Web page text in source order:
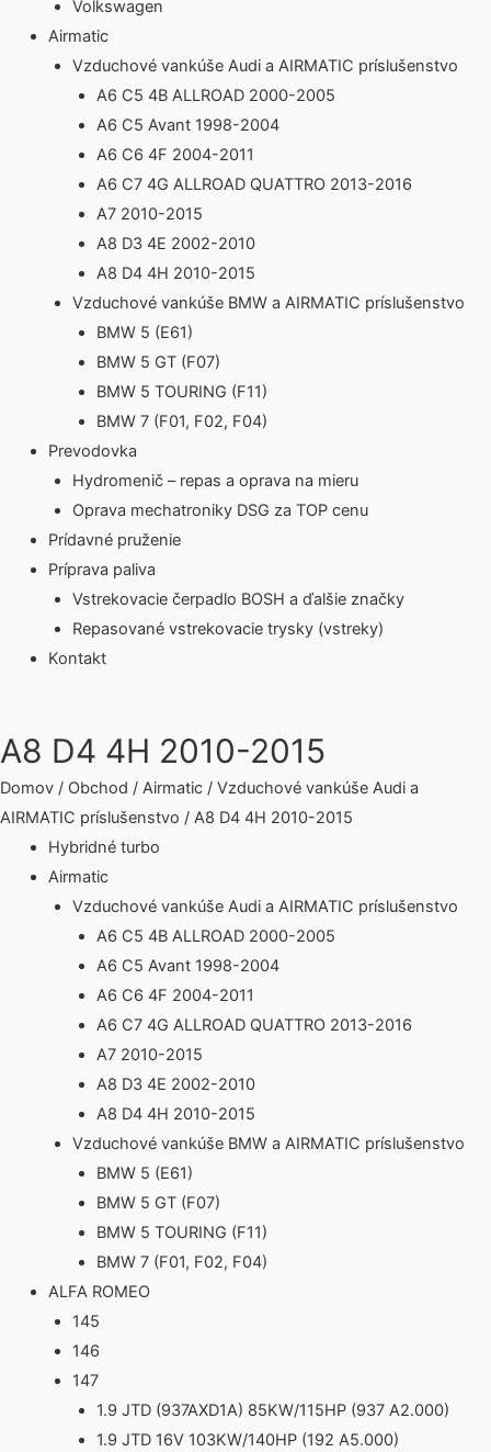
Volkswagen
Airmatic
Vzduchové vankúše Audi a AIRMATIC príslušenstvo
A6 C5 4B ALLROAD 2000-2005
A6 C5 Avant 1998-2004
A6 C6 4F 2004-2011
A6 C7 4G ALLROAD QUATTRO 2013-2016
A7 2010-2015
A8 D3 4E 2002-2010
A8 D4 4H 2010-2015
Vzduchové vankúše BMW a AIRMATIC príslušenstvo
BMW 5 (E61)
BMW 5 GT (F07)
BMW 5 TOURING (F11)
BMW 7 (F01, F02, F04)
Prevodovka
Hydromenič – repas a oprava na mieru
Oprava mechatroniky DSG za TOP cenu
Prídavné pruženie
Príprava paliva
Vstrekovacie čerpadlo BOSH a ďalšie značky
Repasované vstrekovacie trysky (vstreky)
Kontakt
A8 D4 4H 2010-2015
Domov / Obchod / Airmatic / Vzduchové vankúše Audi a
AIRMATIC príslušenstvo / A8 D4 4H 2010-2015
Hybridné turbo
Airmatic
Vzduchové vankúše Audi a AIRMATIC príslušenstvo
A6 C5 4B ALLROAD 2000-2005
A6 C5 Avant 1998-2004
A6 C6 4F 2004-2011
A6 C7 4G ALLROAD QUATTRO 2013-2016
A7 2010-2015
A8 D3 4E 2002-2010
A8 D4 4H 2010-2015
Vzduchové vankúše BMW a AIRMATIC príslušenstvo
BMW 5 (E61)
BMW 5 GT (F07)
BMW 5 TOURING (F11)
BMW 7 (F01, F02, F04)
ALFA ROMEO
145
146
147
1.9 JTD (937AXD1A) 85KW/115HP (937 A2.000)
1.9 JTD 16V 103KW/140HP (192 A5.000)